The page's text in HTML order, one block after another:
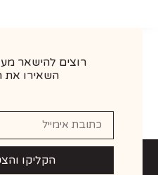
רוצים להישאר
השאירו את
הקליקו